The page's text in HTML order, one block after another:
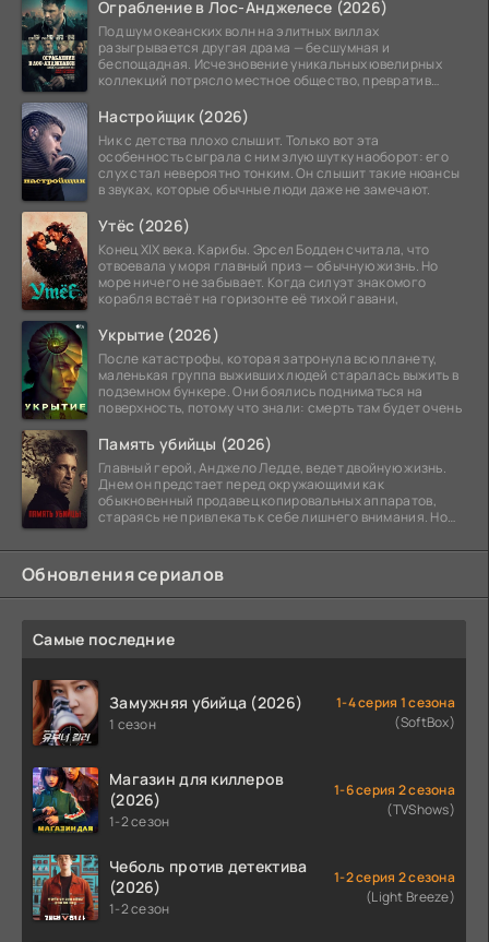
Ограбление в Лос-Анджелесе (2026)
Под шум океанских волн на элитных виллах
разыгрывается другая драма — бесшумная и
беспощадная. Исчезновение уникальных ювелирных
коллекций потрясло местное общество, превратив
Настройщик (2026)
Ник с детства плохо слышит. Только вот эта
особенность сыграла с ним злую шутку наоборот: его
слух стал невероятно тонким. Он слышит такие нюансы
в звуках, которые обычные люди даже не замечают.
Утёс (2026)
Конец XIX века. Карибы. Эрсел Бодден считала, что
отвоевала у моря главный приз — обычную жизнь. Но
море ничего не забывает. Когда силуэт знакомого
корабля встаёт на горизонте её тихой гавани,
Укрытие (2026)
После катастрофы, которая затронула всю планету,
маленькая группа выживших людей старалась выжить в
подземном бункере. Они боялись подниматься на
поверхность, потому что знали: смерть там будет очень
Память убийцы (2026)
Главный герой, Анджело Ледде, ведет двойную жизнь.
Днем он предстает перед окружающими как
обыкновенный продавец копировальных аппаратов,
стараясь не привлекать к себе лишнего внимания. Но
Обновления сериалов
Самые последние
Замужняя убийца (2026)
1 сезон
1-4 серия 1 сезона
(SoftBox)
Магазин для киллеров
(2026)
1-2 сезон
1-6 серия 2 сезона
(TVShows)
Чеболь против детектива
(2026)
1-2 сезон
1-2 серия 2 сезона
(Light Breeze)